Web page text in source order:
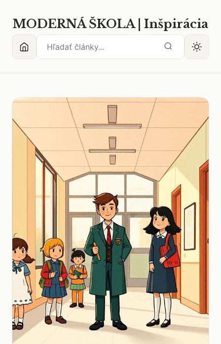
MODERNÁ ŠKOLA | Inšpirácia